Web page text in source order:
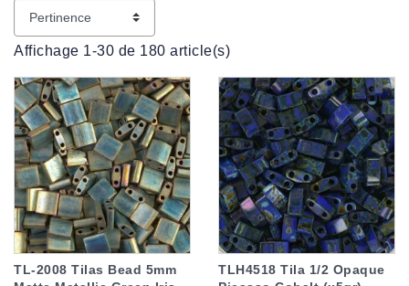
Affichage 1-30 de 180 article(s)
TL-2008 Tilas Bead 5mm
TLH4518 Tila 1/2 Opaque